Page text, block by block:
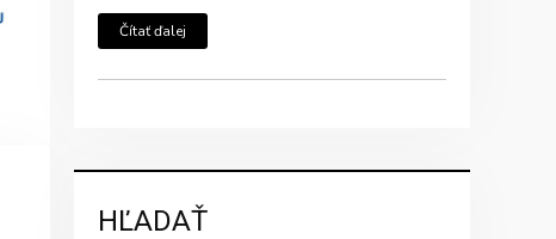
Čítať ďalej
HĽADAŤ